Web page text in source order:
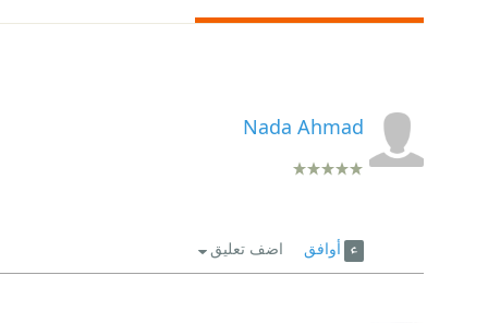
Nada Ahmad
أوافق اضف تعليق